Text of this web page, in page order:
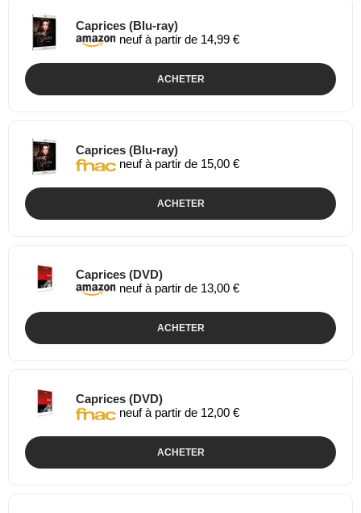
Caprices (Blu-ray)
neuf à partir de 14,99 €
ACHETER
Caprices (Blu-ray)
neuf à partir de 15,00 €
ACHETER
Caprices (DVD)
neuf à partir de 13,00 €
ACHETER
Caprices (DVD)
neuf à partir de 12,00 €
ACHETER